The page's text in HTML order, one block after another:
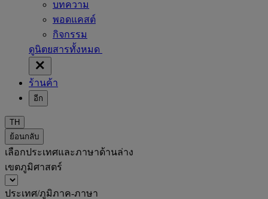
บทความ
พอดแคสต์
กิจกรรม
ดูนิตยสารทั้งหมด
ร้านค้า
อีก
TH
ย้อนกลับ
เลือกประเทศและภาษาด้านล่าง
เขตภูมิศาสตร์
ประเทศ/ภูมิภาค-ภาษา